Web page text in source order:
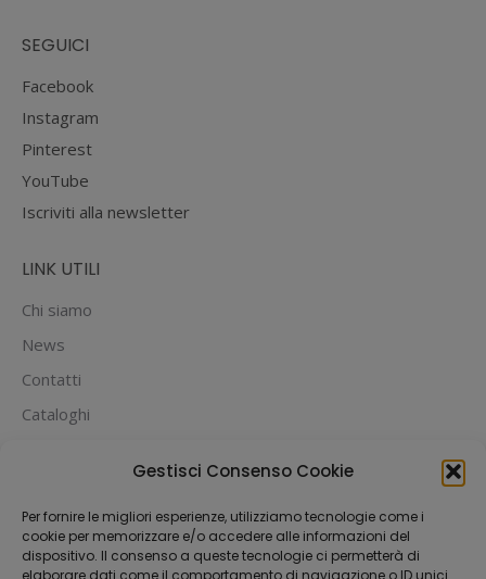
Gestisci Consenso Cookie
Per fornire le migliori esperienze, utilizziamo tecnologie come i
cookie per memorizzare e/o accedere alle informazioni del
dispositivo. Il consenso a queste tecnologie ci permetterà di
elaborare dati come il comportamento di navigazione o ID unici
SEGUICI
Facebook
Instagram
Pinterest
YouTube
Iscriviti alla newsletter
LINK UTILI
Chi siamo
News
Contatti
Cataloghi
PUOI PAGARE CON: